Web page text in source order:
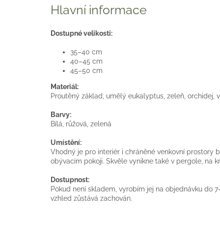
Hlavní informace
Dostupné velikosti:
35–40 cm
40–45 cm
45–50 cm
Materiál:
Proutěný základ, umělý eukalyptus, zeleň, orchidej,
Barvy:
Bílá, růžová, zelená
Umístění:
Vhodný je pro interiér i chráněné venkovní prostory
obývacím pokoji. Skvěle vynikne také v pergole, na
Dostupnost:
Pokud není skladem, vyrobím jej na objednávku do
vzhled zůstává zachován.